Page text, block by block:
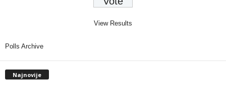
View Results
Polls Archive
Najnovije